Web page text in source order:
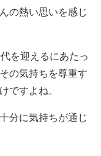
の熱い思いを感じ
を迎えるにあたっ
の気持ちを尊重す
ですよね。
分に気持ちが通じ